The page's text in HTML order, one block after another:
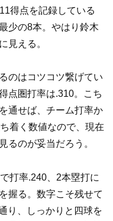
得点を記録している
少の8本。やはり鈴木
見える。
のはコツコツ繋げてい
点圏打率は.310。こち
通せば、チーム打率か
着く数値なので、現在
るのが妥当だろう。
打率.240、2本塁打に
握る。数字こそ残せて
り、しっかりと四球を